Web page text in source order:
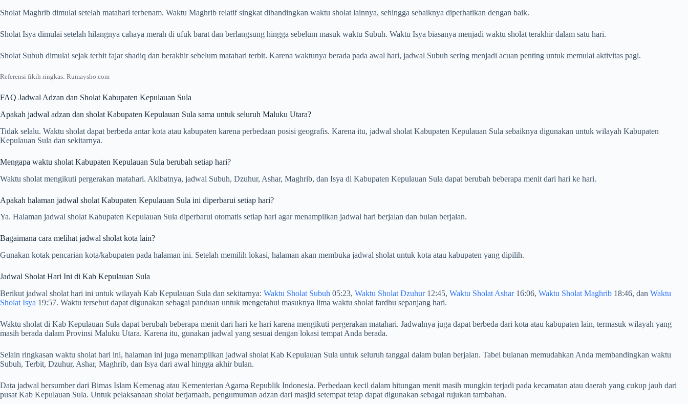
Sholat Maghrib dimulai setelah matahari terbenam. Waktu Maghrib relatif singkat dibandingkan waktu sholat lainnya, sehingga sebaiknya diperhatikan dengan baik.
Sholat Isya dimulai setelah hilangnya cahaya merah di ufuk barat dan berlangsung hingga sebelum masuk waktu Subuh. Waktu Isya biasanya menjadi waktu sholat terakhir dalam satu hari.
Sholat Subuh dimulai sejak terbit fajar shadiq dan berakhir sebelum matahari terbit. Karena waktunya berada pada awal hari, jadwal Subuh sering menjadi acuan penting untuk memulai aktivitas pagi.
Referensi fikih ringkas: Rumaysho.com
FAQ Jadwal Adzan dan Sholat Kabupaten Kepulauan Sula
Apakah jadwal adzan dan sholat Kabupaten Kepulauan Sula sama untuk seluruh Maluku Utara?
Tidak selalu. Waktu sholat dapat berbeda antar kota atau kabupaten karena perbedaan posisi geografis. Karena itu, jadwal sholat Kabupaten Kepulauan Sula sebaiknya digunakan untuk wilayah Kabupaten
Kepulauan Sula dan sekitarnya.
Mengapa waktu sholat Kabupaten Kepulauan Sula berubah setiap hari?
Waktu sholat mengikuti pergerakan matahari. Akibatnya, jadwal Subuh, Dzuhur, Ashar, Maghrib, dan Isya di Kabupaten Kepulauan Sula dapat berubah beberapa menit dari hari ke hari.
Apakah halaman jadwal sholat Kabupaten Kepulauan Sula ini diperbarui setiap hari?
Ya. Halaman jadwal sholat Kabupaten Kepulauan Sula diperbarui otomatis setiap hari agar menampilkan jadwal hari berjalan dan bulan berjalan.
Bagaimana cara melihat jadwal sholat kota lain?
Gunakan kotak pencarian kota/kabupaten pada halaman ini. Setelah memilih lokasi, halaman akan membuka jadwal sholat untuk kota atau kabupaten yang dipilih.
Jadwal Sholat Hari Ini di Kab Kepulauan Sula
Berikut jadwal sholat hari ini untuk wilayah Kab Kepulauan Sula dan sekitarnya: Waktu Sholat Subuh 05:23, Waktu Sholat Dzuhur12:45, Waktu Sholat Ashar16:06, Waktu Sholat Maghrib 18:46, dan Waktu
Sholat Isya 19:57. Waktu tersebut dapat digunakan sebagai panduan untuk mengetahui masuknya lima waktu sholat fardhu sepanjang hari.
Waktu sholat di Kab Kepulauan Sula dapat berubah beberapa menit dari hari ke hari karena mengikuti pergerakan matahari. Jadwalnya juga dapat berbeda dari kota atau kabupaten lain, termasuk wilayah yang
masih berada dalam Provinsi Maluku Utara. Karena itu, gunakan jadwal yang sesuai dengan lokasi tempat Anda berada.
Selain ringkasan waktu sholat hari ini, halaman ini juga menampilkan jadwal sholat Kab Kepulauan Sula untuk seluruh tanggal dalam bulan berjalan. Tabel bulanan memudahkan Anda membandingkan waktu
Subuh, Terbit, Dzuhur, Ashar, Maghrib, dan Isya dari awal hingga akhir bulan.
Data jadwal bersumber dari Bimas Islam Kemenag atau Kementerian Agama Republik Indonesia. Perbedaan kecil dalam hitungan menit masih mungkin terjadi pada kecamatan atau daerah yang cukup jauh dari
pusat Kab Kepulauan Sula. Untuk pelaksanaan sholat berjamaah, pengumuman adzan dari masjid setempat tetap dapat digunakan sebagai rujukan tambahan.